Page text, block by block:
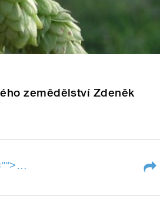
zemědělství Zdeněk
Historie žateckého chmele -